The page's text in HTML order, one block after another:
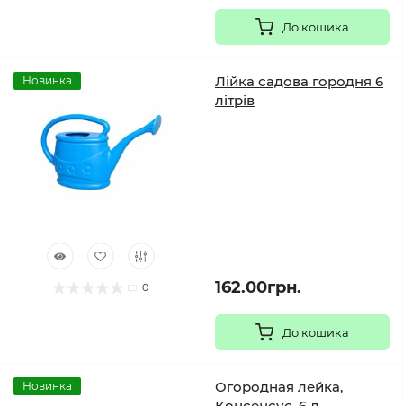
До кошика
Новинка
0
Лійка садова городня 6
літрів
162.00грн.
До кошика
Новинка
Огородная лейка,